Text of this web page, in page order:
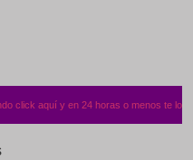
click aquí y en 24 horas o menos te lo